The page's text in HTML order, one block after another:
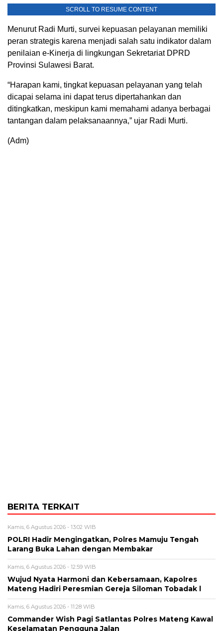
SCROLL TO RESUME CONTENT
Menurut Radi Murti, survei kepuasan pelayanan memiliki
peran strategis karena menjadi salah satu indikator dalam
penilaian e-Kinerja di lingkungan Sekretariat DPRD
Provinsi Sulawesi Barat.
“Harapan kami, tingkat kepuasan pelayanan yang telah
dicapai selama ini dapat terus dipertahankan dan
ditingkatkan, meskipun kami memahami adanya berbagai
tantangan dalam pelaksanaannya,” ujar Radi Murti.
(Adm)
BERITA TERKAIT
Kamis, 6 Agustus 2026 - 13:02 WIB
POLRI Hadir Mengingatkan, Polres Mamuju Tengah
Larang Buka Lahan dengan Membakar
Kamis, 6 Agustus 2026 - 12:59 WIB
Wujud Nyata Harmoni dan Kebersamaan, Kapolres
Mateng Hadiri Peresmian Gereja Siloman Tobadak l
Kamis, 6 Agustus 2026 - 11:28 WIB
Commander Wish Pagi Satlantas Polres Mateng Kawal
Keselamatan Pengguna Jalan